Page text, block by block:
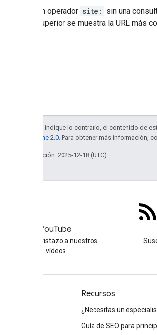
Un operador site: sin una
superior se muestra la URL más
A menos que se indique lo contrario, el contenido de
licencia Apache 2.0 . Para obtener más información,
Última actualización: 2025-12-18 (UTC).
YouTube
Echa un vistazo a nuestros
vídeos
Recursos
¿Necesitas un
Guía de SEO para